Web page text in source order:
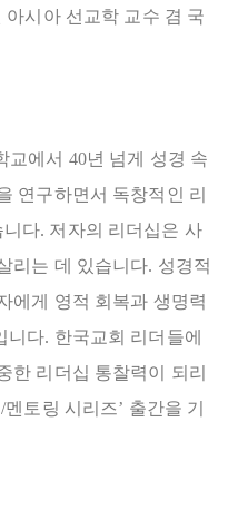
시아 선교학 교수 겸 국
에서 40년 넘게 성경 속
연구하면서 독창적인 리
다. 저자의 리더십은 사
리는 데 있습니다. 성경적
에게 영적 회복과 생명력
다. 한국교회 리더들에
한 리더십 통찰력이 되리
토링 시리즈’ 출간을 기